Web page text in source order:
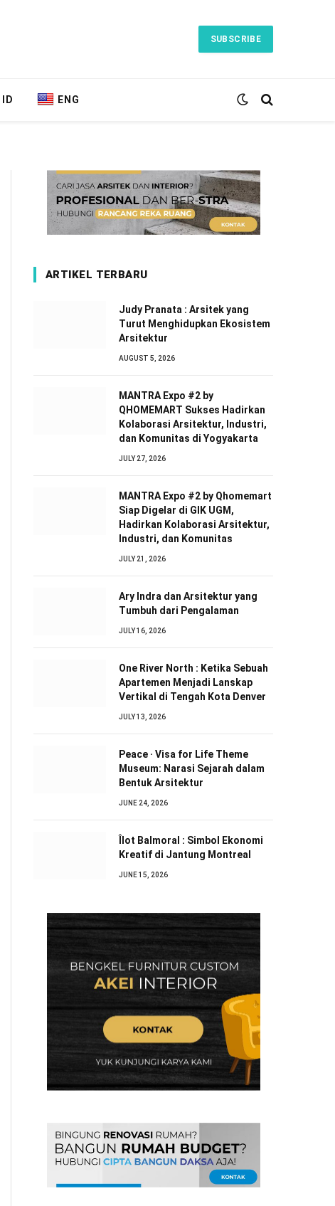
SUBSCRIBE
ID ENG
ARTIKEL TERBARU
Judy Pranata : Arsitek yang
Turut Menghidupkan Ekosistem
Arsitektur
AUGUST 5, 2026
MANTRA Expo #2 by
QHOMEMART Sukses Hadirkan
Kolaborasi Arsitektur, Industri,
dan Komunitas di Yogyakarta
JULY 27, 2026
MANTRA Expo #2 by Qhomemart
Siap Digelar di GIK UGM,
Hadirkan Kolaborasi Arsitektur,
Industri, dan Komunitas
JULY 21, 2026
Ary Indra dan Arsitektur yang
Tumbuh dari Pengalaman
JULY 16, 2026
One River North : Ketika Sebuah
Apartemen Menjadi Lanskap
Vertikal di Tengah Kota Denver
JULY 13, 2026
Peace · Visa for Life Theme
Museum: Narasi Sejarah dalam
Bentuk Arsitektur
JUNE 24, 2026
Îlot Balmoral : Simbol Ekonomi
Kreatif di Jantung Montreal
JUNE 15, 2026